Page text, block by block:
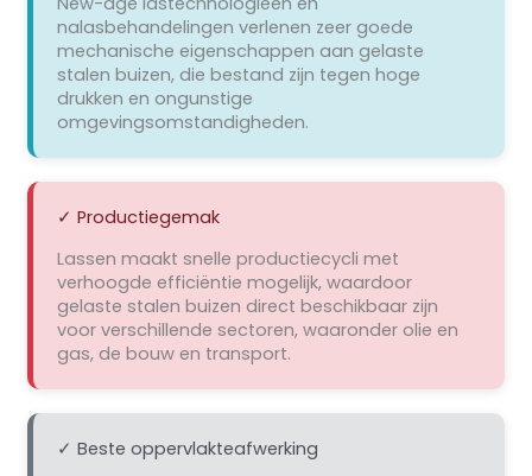
nalasbehandelingen verlenen zeer goede
mechanische eigenschappen aan gelaste
stalen buizen, die bestand zijn tegen hoge
drukken en ongunstige
omgevingsomstandigheden.
✓ Productiegemak
Lassen maakt snelle productiecycli met
verhoogde efficiëntie mogelijk, waardoor
gelaste stalen buizen direct beschikbaar zijn
voor verschillende sectoren, waaronder olie en
gas, de bouw en transport.
✓ Beste oppervlakteafwerking